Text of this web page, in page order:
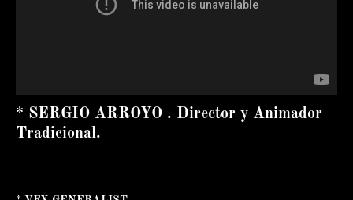
* SERGIO ARROYO . Director y Animador
Tradicional.